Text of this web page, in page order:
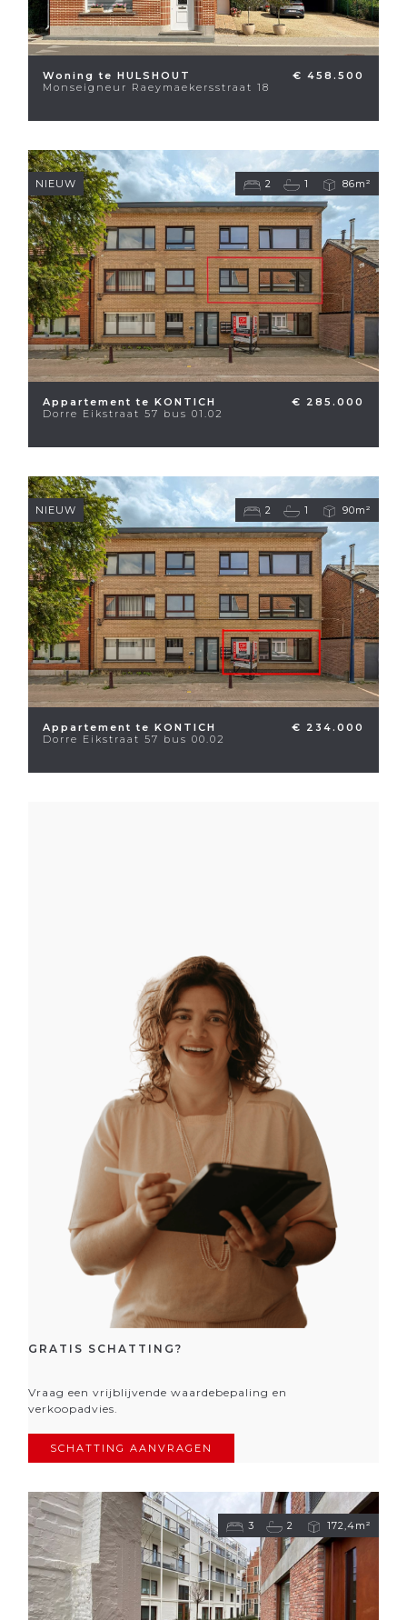
Woning te HULSHOUT
Monseigneur Raeymaekersstraat 18
€ 458.500
2 1 86m²
NIEUW
Appartement te KONTICH
Dorre Eikstraat 57 bus 01.02
€ 285.000
2 1 90m²
NIEUW
Appartement te KONTICH
Dorre Eikstraat 57 bus 00.02
€ 234.000
GRATIS SCHATTING?
Vraag een vrijblijvende waardebepaling en
verkoopadvies.
SCHATTING AANVRAGEN
3 2 172,4m²